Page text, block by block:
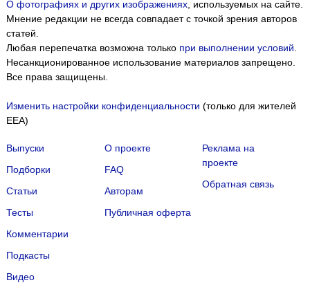
О фотографиях и других изображениях, используемых на сайте.
Мнение редакции не всегда совпадает с точкой зрения авторов
статей.
Любая перепечатка возможна только при выполнении условий
Несанкционированное использование материалов запрещено.
Все права защищены.
Изменить настройки конфиденциальности (только для жителей
EEA)
Выпуски
Подборки
Статьи
Тесты
Комментарии
Подкасты
Видео
О проекте
FAQ
Авторам
Публичная оферта
Реклама на
проекте
Обратная связь